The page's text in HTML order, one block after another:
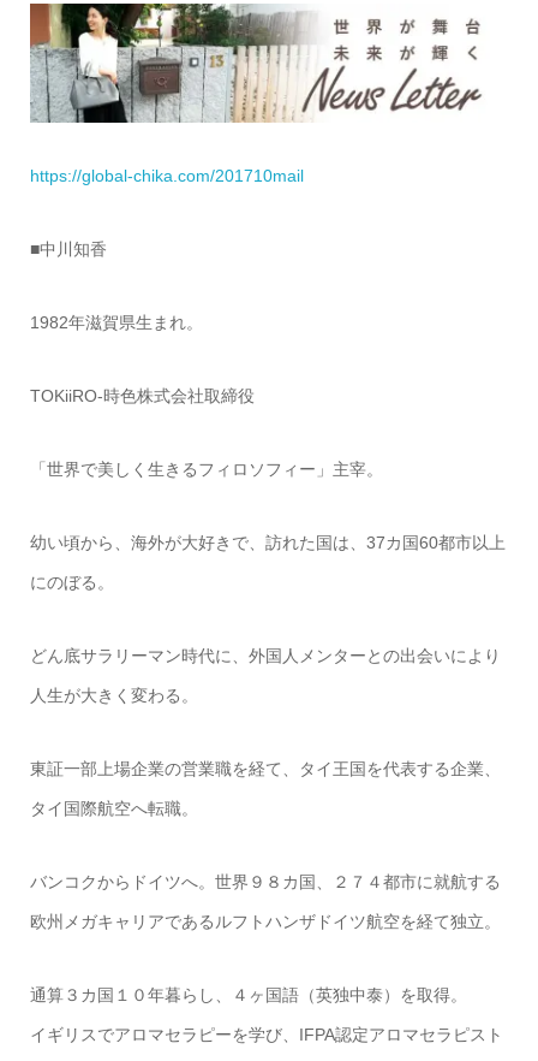
https://global-chika.com/201710mail
■中川知香
1982年滋賀県生まれ。
TOKiiRO-時色株式会社取締役
「世界で美しく生きるフィロソフィー」主宰。
幼い頃から、海外が大好きで、訪れた国は、37カ国60都市以上
にのぼる。
どん底サラリーマン時代に、外国人メンターとの出会いにより
人生が大きく変わる。
東証一部上場企業の営業職を経て、タイ王国を代表する企業、
タイ国際航空へ転職。
バンコクからドイツへ。世界９８カ国、２７４都市に就航する
欧州メガキャリアであるルフトハンザドイツ航空を経て独立。
通算３カ国１０年暮らし、４ヶ国語（英独中泰）を取得。
イギリスでアロマセラピーを学び、IFPA認定アロマセラピスト